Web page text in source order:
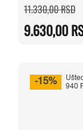
11.330,00RSD
9.630,00
-15%
940